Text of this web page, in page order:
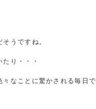
うですね。
り・・・
なことに驚かされる毎日で